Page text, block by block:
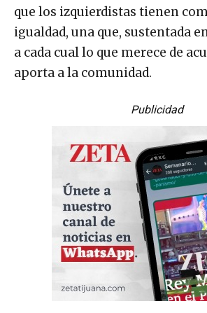
que los izquierdistas tienen
igualdad, una que, sustentada
a cada cual lo que merece de
aporta a la comunidad.
Publicidad